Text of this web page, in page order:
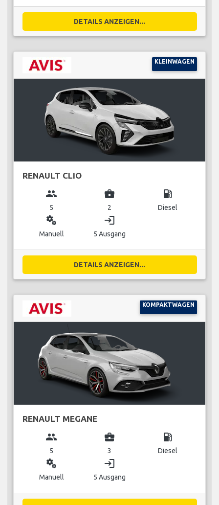
DETAILS ANZEIGEN...
KLEINWAGEN
RENAULT CLIO
group
5
business_center
2
local_gas_station
Diesel
miscellaneous_services
Manuell
login
5 Ausgang
DETAILS ANZEIGEN...
KOMPAKTWAGEN
RENAULT MEGANE
group
5
business_center
3
local_gas_station
Diesel
miscellaneous_services
Manuell
login
5 Ausgang